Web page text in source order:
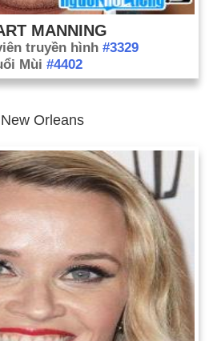
MANNING
truyền hình #3329
Mùi #4402
Orleans